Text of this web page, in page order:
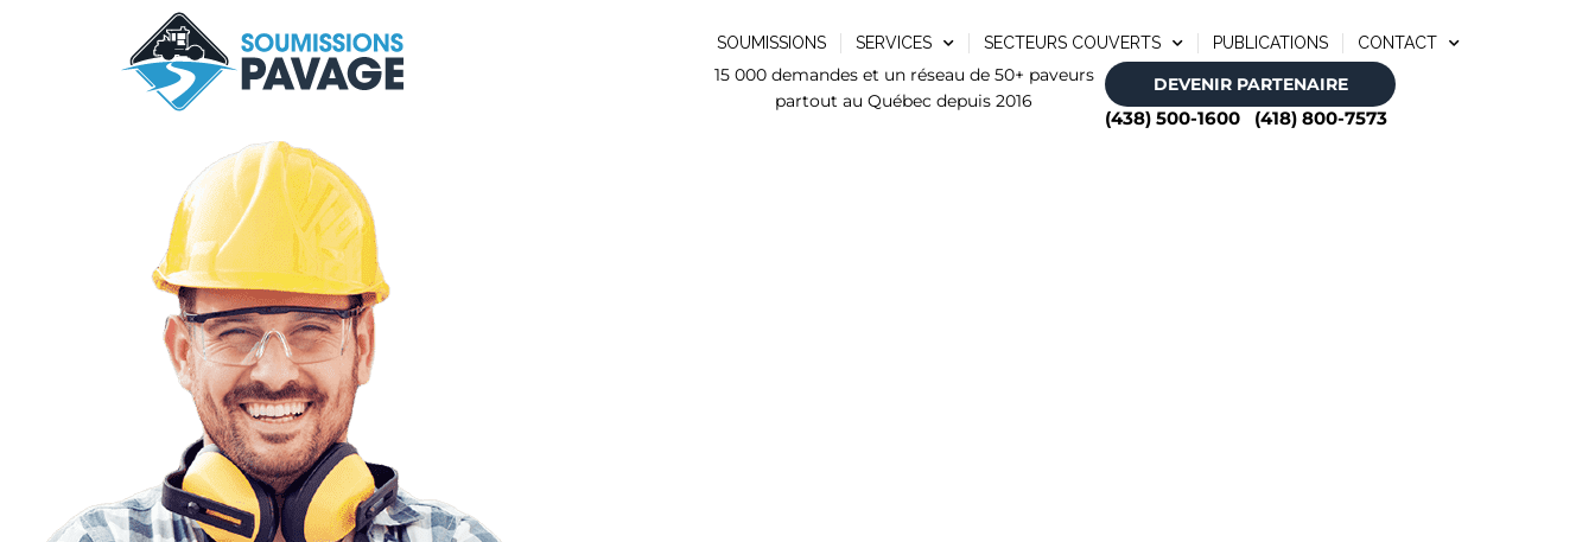
SOUMISSIONS SERVICES SECTEURS COUVERTS PUBLICATIONS CONTACT
15 000 demandes et un réseau de 50+ paveurs
partout au Québec depuis 2016
DEVENIR PARTENAIRE
(438) 500-1600 (418) 800-7573